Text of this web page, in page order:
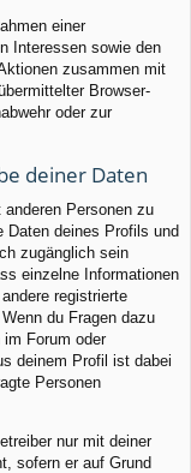
einer
Interessen sowie den
zusammen mit
Browser-
oder zur
deiner Daten
Personen zu
Daten deines Profils und
zugänglich sein
einzelne Informationen
registrierte
du Fragen dazu
Forum oder
deinem Profil ist dabei
Personen
nur mit deiner
sofern er auf Grund